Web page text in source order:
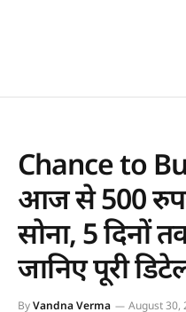
Chance to
आज से 500
सोना, 5 दिनों
जानिए पूरी
ByVandna Verma August 30,